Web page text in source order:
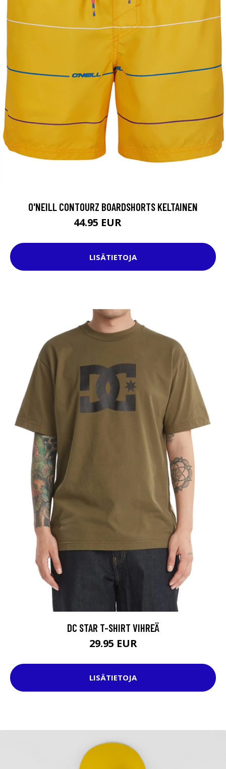
O'NEILL CONTOURZ BOARDSHORTS KELTAINEN
44.95 EUR
LISÄTIETOJA
DC STAR T-SHIRT VIHREÄ
29.95 EUR
LISÄTIETOJA